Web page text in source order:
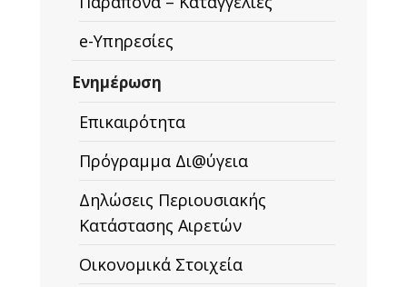
e-Υπηρεσίες
Ενημέρωση
Επικαιρότητα
Πρόγραμμα Δι@ύγεια
Δηλώσεις Περιουσιακής
Κατάστασης Αιρετών
Οικονομικά Στοιχεία